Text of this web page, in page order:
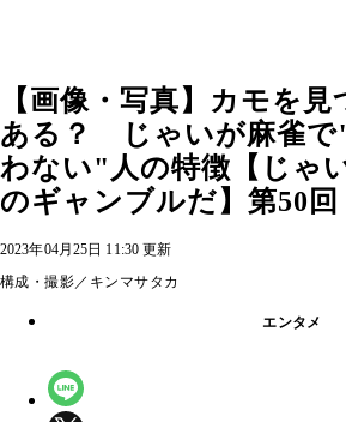
【画像・写真】カモを
ある？ じゃいが麻雀で
わない"人の特徴【じゃ
のギャンブルだ】第50回
2023年04月25日 11:30 更新
構成・撮影／キンマサタカ
エンタメ